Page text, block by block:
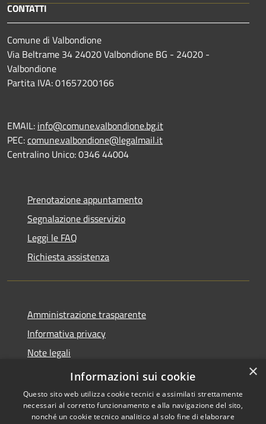
CONTATTI
Comune di Valbondione
Via Beltrame 34 24020 Valbondione BG - 24020 -
Valbondione
Partita IVA: 01657200166
EMAIL: info@comune.valbondione.bg.it
PEC:comune.valbondione@legalmail.it
Centralino Unico: 0346 44004
Prenotazione appuntamento
Segnalazione disservizio
Leggi le FAQ
Richiesta assistenza
Amministrazione trasparente
Informativa privacy
Note legali
Dichiarazione di accessibilità
×
Informazioni sui cookie
Questo sito web utilizza cookie tecnici e assimilati strettamente
necessari al corretto funzionamento e alla navigazione del sito,
nonché un cookie tecnico analitico al solo fine di elaborare